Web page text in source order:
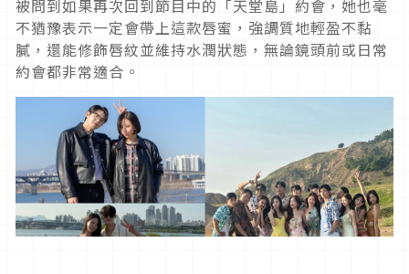
被問到如果再次回到節目中的「天堂島」約會，她也毫
不猶豫表示一定會帶上這款唇蜜，強調質地輕盈不黏
膩，還能修飾唇紋並維持水潤狀態，無論鏡頭前或日常
約會都非常適合。